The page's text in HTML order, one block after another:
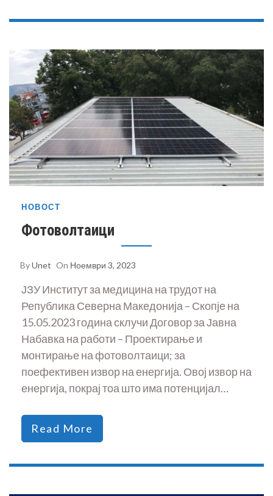
НОВОСТ
Фотоволтаици
ByUnet On Ноември 3, 2023
ЈЗУ Институт за медицина на трудот на
Република Северна Македонија – Скопје на
15.05.2023 година склучи Договор за Јавна
Набавка на работи – Проектирање и
монтирање на фотоволтаици; за
поефективен извор на енергија. Овој извор на
енергија, покрај тоа што има потенцијал…
Read More